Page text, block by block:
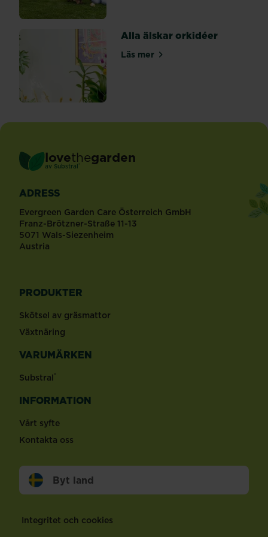
med
Alla älskar orkidéer
Läs merom Alla älskar orkidéer
lovethegarden
av Substral ®
ADRESS
Evergreen Garden Care Österreich GmbH
Franz-Brötzner-Straße 11-13
5071 Wals-Siezenheim
Austria
PRODUKTER
Skötsel av gräsmattor
Växtnäring
VARUMÄRKEN
Substral®
INFORMATION
Vårt syfte
Kontakta oss
Byt land
Footer
Integritet och cookies